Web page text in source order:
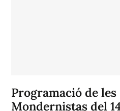
Programació de
Mondernistas del